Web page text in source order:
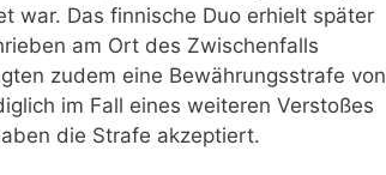
war. Das finnische Duo erhielt später
am Ort des Zwischenfalls
zudem eine Bewährungsstrafe von
im Fall eines weiteren Verstoßes
die Strafe akzeptiert.